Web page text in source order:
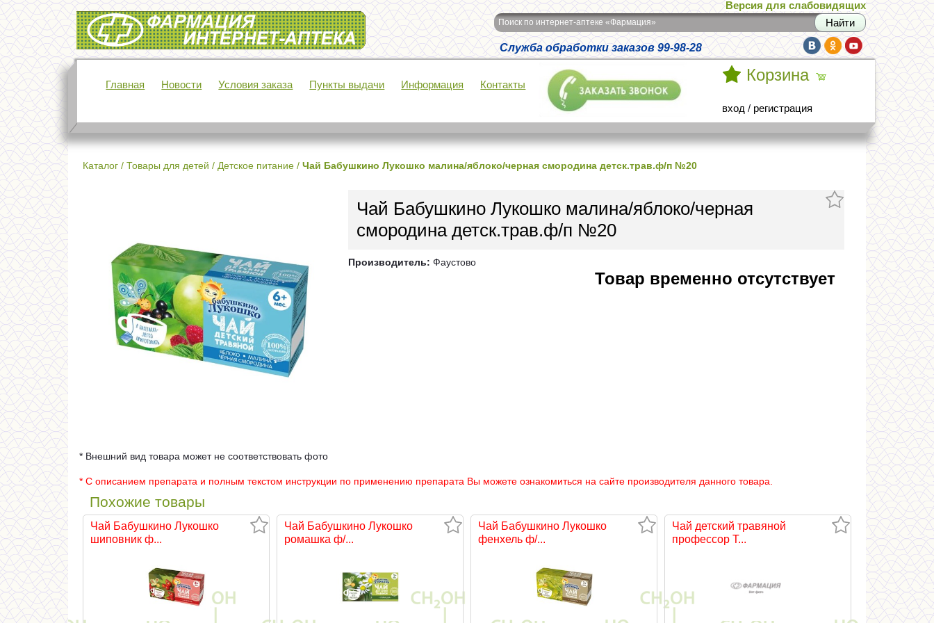
Интернет-аптека Фармация
Версия для слабовидящих
Поиск по интернет-аптеке «Фармация»
Служба обработки заказов 99-98-28
Главная Новости Условия заказа Пункты выдачи Информация Контакты
Корзина
вход / регистрация
Каталог / Товары для детей / Детское питание / Чай Бабушкино Лукошко малина/яблоко/черная смородина детск.трав.ф/п №20
Чай Бабушкино Лукошко малина/яблоко/черная
смородина детск.трав.ф/п №20
Производитель: Фаустово
Товар временно отсутствует
* Внешний вид товара может не соответствовать фото
* С описанием препарата и полным текстом инструкции по применению препарата Вы можете ознакомиться на сайте производителя данного товара.
Похожие товары
Чай Бабушкино Лукошко
шиповник ф...
Чай Бабушкино Лукошко
ромашка ф/...
Чай Бабушкино Лукошко
фенхель ф/...
Чай детский травяной
профессор Т...